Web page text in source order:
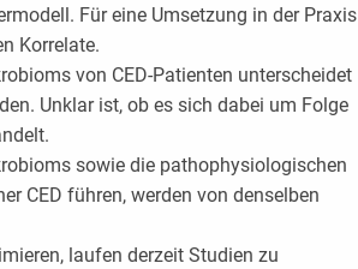
Für eine Umsetzung in der Praxis
Korrelate.
von CED-Patienten unterscheidet
Unklar ist, ob es sich dabei um Folge
sowie die pathophysiologischen
CED führen, werden von denselben
laufen derzeit Studien zu